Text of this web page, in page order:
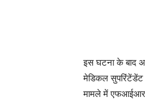
इस घटना के बाद
मेडिकल सुपरिंटेंडेंट
मामले में एफआईआर